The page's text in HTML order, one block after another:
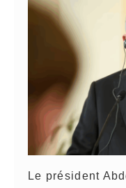
Le président